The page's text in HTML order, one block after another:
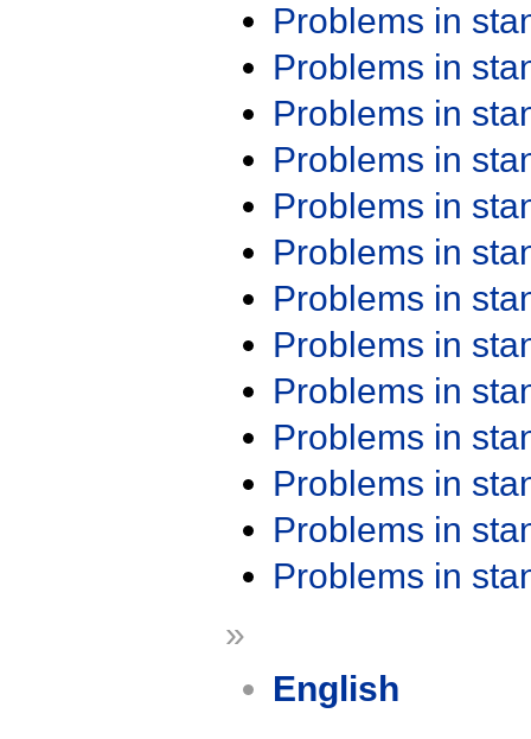
Problems in
Problems in
Problems in
Problems in
Problems in
Problems in
Problems in
Problems in
Problems in
Problems in
Problems in
Problems in
Problems in
»
English